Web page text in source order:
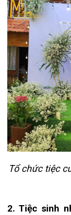
Tổ chức tiệc
2. Tiệc sinh